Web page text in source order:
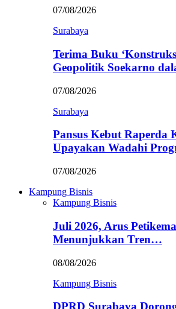
07/08/2026
Surabaya
Terima Buku
Geopolitik Soekarno
07/08/2026
Surabaya
Pansus Kebut Raperda
Upayakan Wadahi
07/08/2026
Kampung Bisnis
Kampung Bisnis
Juli 2026, Arus
Menunjukkan Tren…
08/08/2026
Kampung Bisnis
DPRD Surabaya